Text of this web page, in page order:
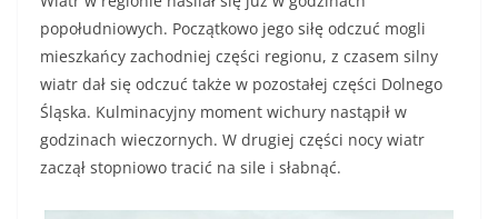
popołudniowych. Początkowo jego siłę odczuć mogli
mieszkańcy zachodniej części regionu, z czasem silny
wiatr dał się odczuć także w pozostałej części Dolnego
Śląska. Kulminacyjny moment wichury nastąpił w
godzinach wieczornych. W drugiej części nocy wiatr
zaczął stopniowo tracić na sile i słabnąć.